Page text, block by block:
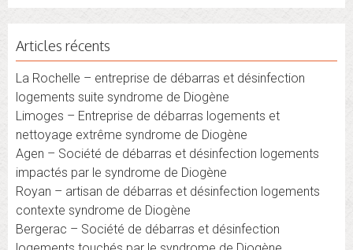
Articles récents
La Rochelle – entreprise de débarras et désinfection
logements suite syndrome de Diogène
Limoges – Entreprise de débarras logements et
nettoyage extrême syndrome de Diogène
Agen – Société de débarras et désinfection logements
impactés par le syndrome de Diogène
Royan – artisan de débarras et désinfection logements
contexte syndrome de Diogène
Bergerac – Société de débarras et désinfection